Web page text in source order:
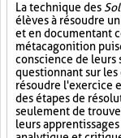
La technique des
élèves à résoudre
et en documentant
métacagonition
conscience de leurs
questionnant sur les
résoudre l'exercice
des étapes de
seulement de
leurs